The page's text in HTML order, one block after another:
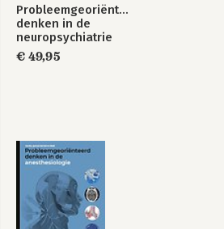
Probleemgeoriënteerd
denken in de
neuropsychiatrie
€ 49,95